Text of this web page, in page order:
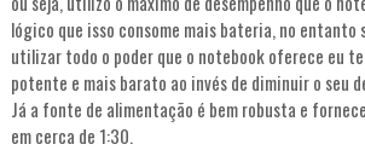
lógico que isso consome mais bateria, no entanto
utilizar todo o poder que o notebook oferece eu
potente e mais barato ao invés de diminuir o seu
Já a fonte de alimentação é bem robusta e
em cerca de 1:30.